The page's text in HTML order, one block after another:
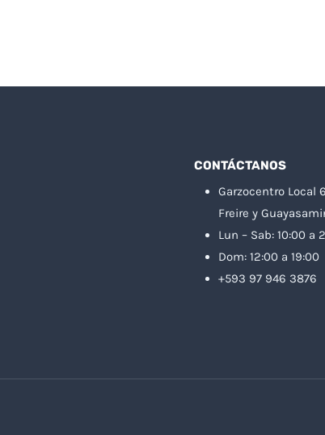
CONTÁCTANOS
Garzocentro Local
Freire y
Lun – Sab: 10:00 a
Dom: 12:00 a 19:00
+593 97 946 3876